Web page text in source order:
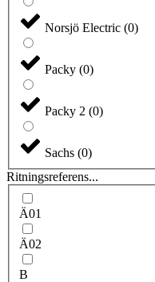
Norsjö Electric (0)
Packy (0)
Packy 2 (0)
Sachs (0)
Ritningsreferens...
Ä01
Ä02
B